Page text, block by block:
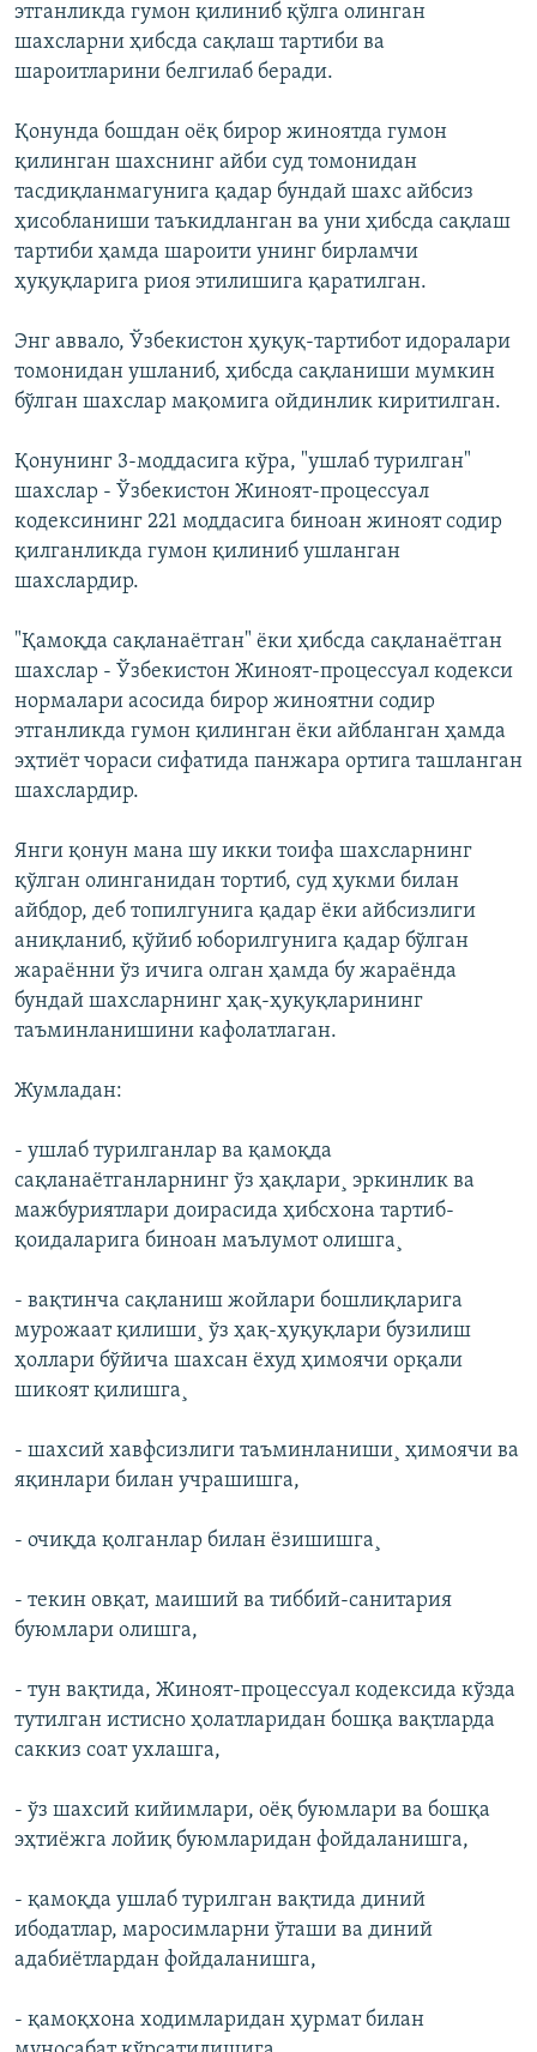
этганликда гумон қилиниб қўлга олинган
шахсларни ҳибсда сақлаш тартиби ва
шароитларини белгилаб беради.
Қонунда бошдан оёқ бирор жиноятда гумон
қилинган шахснинг айби суд томонидан
тасдиқланмагунига қадар бундай шахс айбсиз
ҳисобланиши таъкидланган ва уни ҳибсда сақлаш
тартиби ҳамда шароити унинг бирламчи
ҳуқуқларига риоя этилишига қаратилган.
Энг аввало, Ўзбекистон ҳуқуқ-тартибот идоралари
томонидан ушланиб, ҳибсда сақланиши мумкин
бўлган шахслар мақомига ойдинлик киритилган.
Қонунинг 3-моддасига кўра, "ушлаб турилган"
шахслар - Ўзбекистон Жиноят-процессуал
кодексининг 221 моддасига биноан жиноят содир
қилганликда гумон қилиниб ушланган
шахслардир.
"Қамоқда сақланаётган" ёки ҳибсда сақланаётган
шахслар - Ўзбекистон Жиноят-процессуал кодекси
нормалари асосида бирор жиноятни содир
этганликда гумон қилинган ёки айбланган ҳамда
эҳтиёт чораси сифатида панжара ортига ташланган
шахслардир.
Янги қонун мана шу икки тоифа шахсларнинг
қўлган олинганидан тортиб, суд ҳукми билан
айбдор, деб топилгунига қадар ёки айбсизлиги
аниқланиб, қўйиб юборилгунига қадар бўлган
жараённи ўз ичига олган ҳамда бу жараёнда
бундай шахсларнинг ҳақ-ҳуқуқларининг
таъминланишини кафолатлаган.
Жумладан:
- ушлаб турилганлар ва қамоқда
сақланаётганларнинг ўз ҳақлари¸ эркинлик ва
мажбуриятлари доирасида ҳибсхона тартиб-
қоидаларига биноан маълумот олишга¸
- вақтинча сақланиш жойлари бошлиқларига
мурожаат қилиши¸ ўз ҳақ-ҳуқуқлари бузилиш
ҳоллари бўйича шахсан ëхуд ҳимоячи орқали
шикоят қилишга¸
- шахсий хавфсизлиги таъминланиши¸ ҳимоячи ва
яқинлари билан учрашишга,
- очиқда қолганлар билан ëзишишга¸
- текин овқат, маиший ва тиббий-санитария
буюмлари олишга,
- тун вақтида, Жиноят-процессуал кодексида кўзда
тутилган истисно ҳолатларидан бошқа вақтларда
саккиз соат ухлашга,
- ўз шахсий кийимлари, оёқ буюмлари ва бошқа
эҳтиёжга лойиқ буюмларидан фойдаланишга,
- қамоқда ушлаб турилган вақтида диний
ибодатлар, маросимларни ўташи ва диний
адабиётлардан фойдаланишга,
- қамоқхона ходимларидан ҳурмат билан